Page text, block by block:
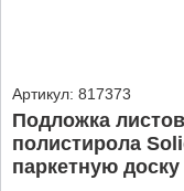
Артикул: 817373
Подложка
полистирола
паркетную